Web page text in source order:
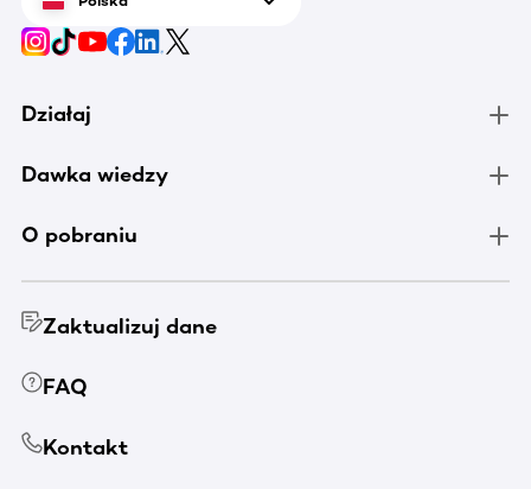
Działaj
Dawka wiedzy
O pobraniu
Zaktualizuj dane
FAQ
Kontakt